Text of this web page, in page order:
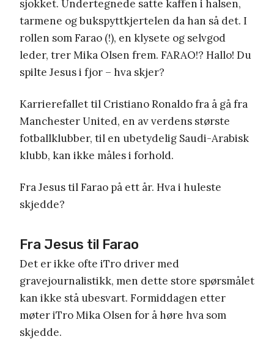
sjokket. Undertegnede satte kaffen i halsen,
tarmene og bukspyttkjertelen da han så det. I
rollen som Farao (!), en klysete og selvgod
leder, trer Mika Olsen frem. FARAO!? Hallo! Du
spilte Jesus i fjor – hva skjer?
Karrierefallet til Cristiano Ronaldo fra å gå fra
Manchester United, en av verdens største
fotballklubber, til en ubetydelig Saudi-Arabisk
klubb, kan ikke måles i forhold.
Fra Jesus til Farao på ett år. Hva i huleste
skjedde?
Fra Jesus til Farao
Det er ikke ofte iTro driver med
gravejournalistikk, men dette store spørsmålet
kan ikke stå ubesvart. Formiddagen etter
møter iTro Mika Olsen for å høre hva som
skjedde.